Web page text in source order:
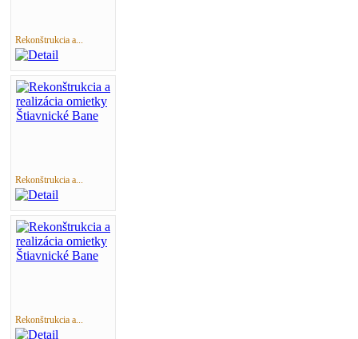
Rekonštrukcia a...
Rekonštrukcia a...
Rekonštrukcia a...